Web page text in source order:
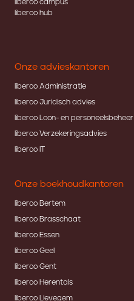
liberoo campus
liberoo hub
Onze advieskantoren
liberoo Administratie
liberoo Juridisch advies
liberoo Loon- en personeelsbeheer
liberoo Verzekeringsadvies
liberoo IT
Onze boekhoudkantoren
liberoo Bertem
liberoo Brasschaat
liberoo Essen
liberoo Geel
liberoo Gent
liberoo Herentals
liberoo Lievegem